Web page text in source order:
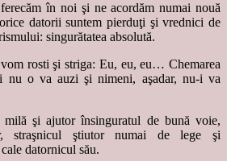
în noi şi ne acordăm numai nouă
datorii suntem pierduţi şi vrednici de
singurătatea absolută.
rosti şi striga: Eu, eu, eu… Chemarea
nu o va auzi şi nimeni, aşadar, nu-i va
milă şi ajutor însinguratul de bună voie,
straşnicul ştiutor numai de lege şi
datornicul său.